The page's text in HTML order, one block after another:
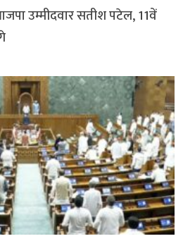
उम्मीदवार सतीश पटेल, 11वें